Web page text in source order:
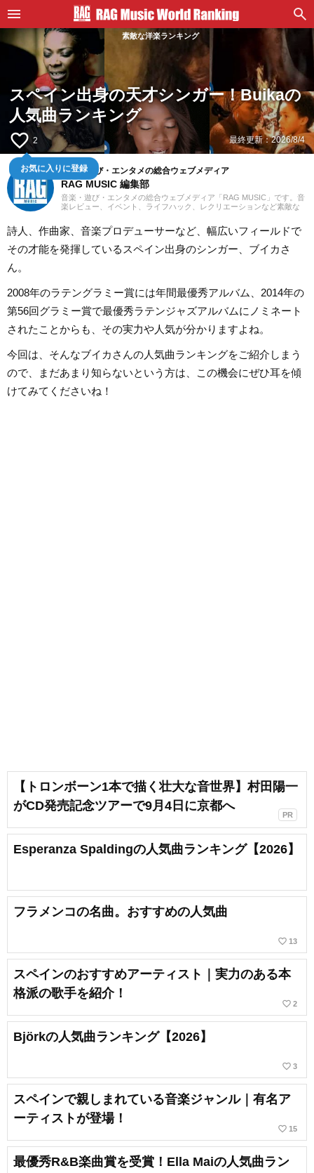
素敵な洋楽ランキング
スペイン出身の天才シンガー！Buikaの
人気曲ランキング
favorite_border 2
お気に入りに登録
最終更新：2026/8/4
音楽・遊び・エンタメの総合ウェブメディア
RAG MUSIC 編集部
音楽・遊び・エンタメの総合ウェブメディア「RAG MUSIC」です。音
楽レビュー、イベント、ライフハック、レクリエーションなど素敵な
詩人、作曲家、音楽プロデューサーなど、幅広いフィールドで
その才能を発揮しているスペイン出身のシンガー、ブイカさ
ん。
2008年のラテングラミー賞には年間最優秀アルバム、2014年の
第56回グラミー賞で最優秀ラテンジャズアルバムにノミネート
されたことからも、その実力や人気が分かりますよね。
今回は、そんなブイカさんの人気曲ランキングをご紹介しまう
ので、まだあまり知らないという方は、この機会にぜひ耳を傾
けてみてくださいね！
【トロンボーン1本で描く壮大な音世界】村田陽一
がCD発売記念ツアーで9月4日に京都へ
PR
Esperanza Spaldingの人気曲ランキング【2026】
フラメンコの名曲。おすすめの人気曲
favorite_border 13
スペインのおすすめアーティスト｜実力のある本
格派の歌手を紹介！
favorite_border 2
Björkの人気曲ランキング【2026】
favorite_border 3
スペインで親しまれている音楽ジャンル｜有名ア
ーティストが登場！
favorite_border 15
最優秀R&B楽曲賞を受賞！Ella Maiの人気曲ラン